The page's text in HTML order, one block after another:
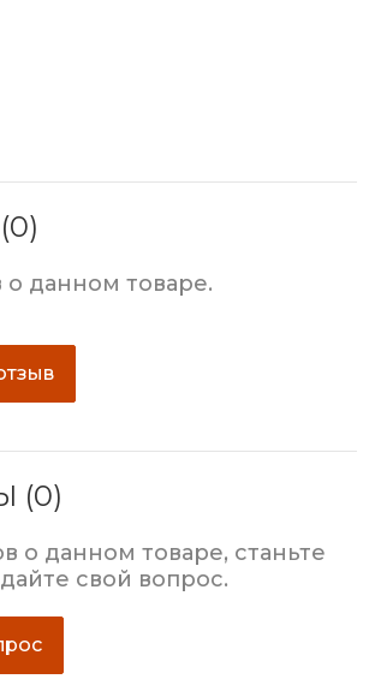
о данном товаре.
(0)
о данном товаре, станьте
свой вопрос.